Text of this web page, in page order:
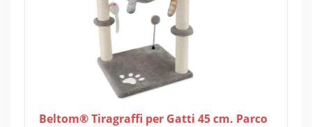
Beltom® Tiragraffi per Gatti 45 cm. Parco